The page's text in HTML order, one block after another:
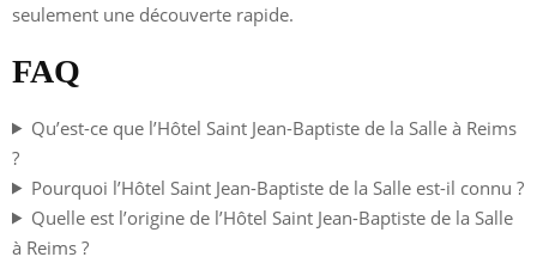
seulement une découverte rapide.
FAQ
Qu’est-ce que l’Hôtel Saint Jean-Baptiste de la Salle à Reims
?
Pourquoi l’Hôtel Saint Jean-Baptiste de la Salle est-il connu ?
Quelle est l’origine de l’Hôtel Saint Jean-Baptiste de la Salle
à Reims ?